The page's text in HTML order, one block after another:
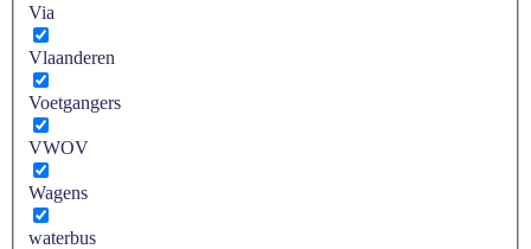
Via
Vlaanderen
Voetgangers
VWOV
Wagens
waterbus